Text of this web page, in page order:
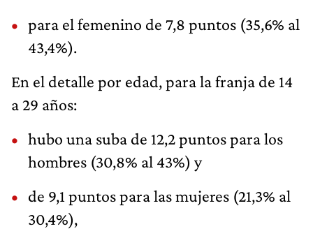
para el femenino de 7,8 puntos (35,6% al
43,4%).
En el detalle por edad, para la franja de 14
a 29 años:
hubo una suba de 12,2 puntos para los
hombres (30,8% al 43%) y
de 9,1 puntos para las mujeres (21,3% al
30,4%),